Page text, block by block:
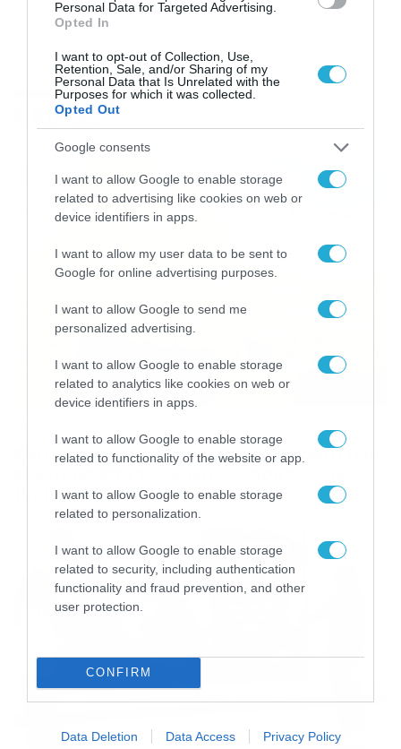
Personal Data for Targeted Advertising.
Opted In
I want to opt-out of Collection, Use,
Retention, Sale, and/or Sharing of my
Personal Data that Is Unrelated with the
Purposes for which it was collected.
Opted Out
Google consents
I want to allow Google to enable storage
related to advertising like cookies on web or
device identifiers in apps.
I want to allow my user data to be sent to
Google for online advertising purposes.
I want to allow Google to send me
personalized advertising.
I want to allow Google to enable storage
related to analytics like cookies on web or
device identifiers in apps.
I want to allow Google to enable storage
related to functionality of the website or app.
I want to allow Google to enable storage
related to personalization.
I want to allow Google to enable storage
related to security, including authentication
functionality and fraud prevention, and other
user protection.
CONFIRM
Data Deletion Data Access Privacy Policy
ΚΑΙΡΟΣ
Καιρός Δεκαπενταύγουστο: Η προοπτική
εξέλιξης από τον Σάκη Αρναούτογλου
(vid)